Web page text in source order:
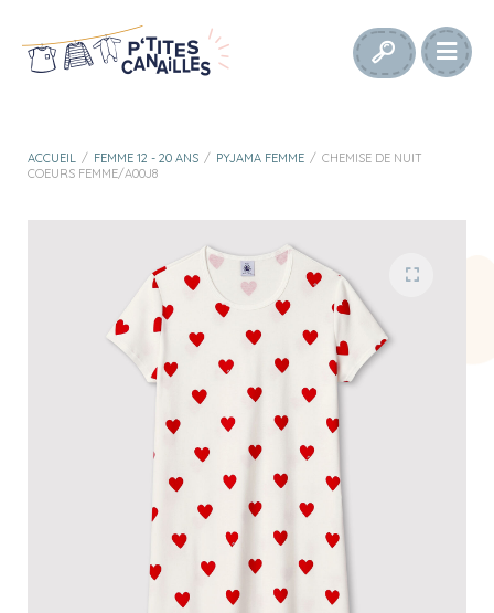
ACCUEIL / FEMME 12 - 20 ANS / PYJAMA FEMME / CHEMISE DE NUIT
COEURS FEMME/A00J8